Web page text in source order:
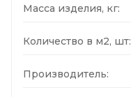
Масса изделия, кг:
Количество в м2, шт:
Производитель: